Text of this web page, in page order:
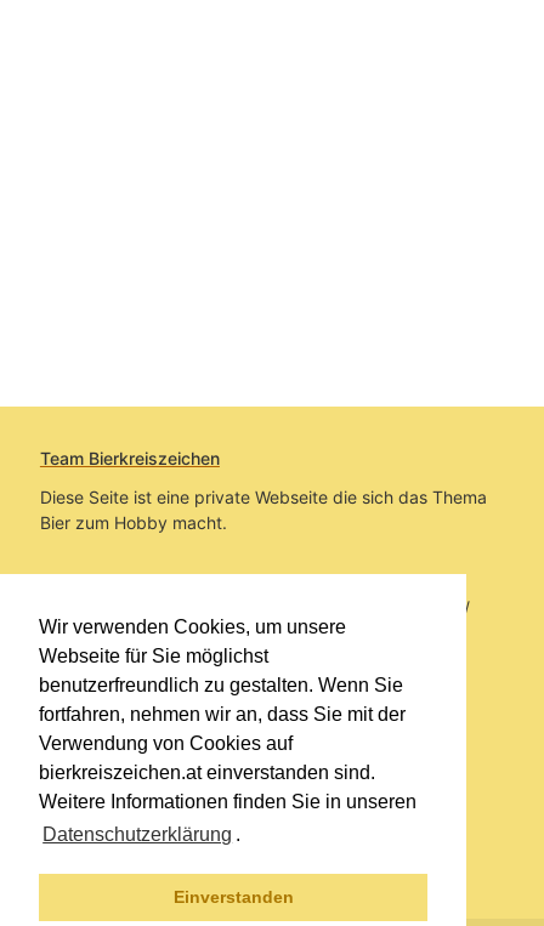
Wir verwenden Cookies, um unsere
Webseite für Sie möglichst
benutzerfreundlich zu gestalten. Wenn Sie
fortfahren, nehmen wir an, dass Sie mit der
Verwendung von Cookies auf
bierkreiszeichen.at einverstanden sind.
Weitere Informationen finden Sie in unseren
Datenschutzerklärung .
Einverstanden
Team Bierkreiszeichen
Diese Seite ist eine private Webseite die sich das Thema
Bier zum Hobby macht.
Sie befinden sich auf https://www.bierkreiszeichen.at/
im Pfad:Übers Bier/Bierlokale
Erstellt: 2021-09-28
Links
Impressum
Datenschutzerklärung